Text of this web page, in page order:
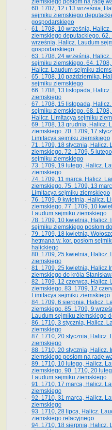
ziemskiego posłom na radę
60. 1707, 12 i 13 września,
sejmiku ziemskiego
gospodarskiego
61. 1708, 10 września,
ziemskiego deputackiego. 62.
września, Halicz. Laudum
gospodarskiego
63. 1708, 24 września, Halicz.
sejmiku ziemskiego. 64.
Halicz. Laudum sejmiku
65­. 1708, 10 października,
sejmiku ziemskiego
66. 1708, 13 listopada,
ziemskiego
67. 1708, 15 listopada,
sejmiku ziemskiego. 68.
Halicz. Limitacya sejmiku
69. 1708, 13 grudnia, Halicz.
ziemskiego. 70. 1709, 17
Limitacya sejmiku ziemskiego
71. 1709, 18 stycznia, Halicz.
ziemskiego. 72. 1709, 5
sejmiku ziemskiego
73. 1709, 19 lutego, Halicz.
ziemskiego
74. 1709, 11 marca, Halicz.
ziemskiego. 75. 1709, 13
Limitacya sejmiku ziemskiego
76. 1709, 9 kwietnia, Halicz.
ziemskiego. 77. 1709, 10
Laudum sejmiku ziemskiego
78. 1709, 10 kwietnia, Halicz.
sejmiku ziemskiego posłom
79. 1709, 18 kwietnia,
hetmana w. kor. posłom
halickiego
80. 1709, 25 kwietnia, Halicz.
ziemskiego
81. 1709, 25 kwietnia,
ziemskiego do króla
82. 1709, 12 czerwca, Halicz.
ziemskiego. 83. 1709, 12
Limitacya sejmiku ziemskiego
84. 1709, 6 sierpnia, Halicz.
ziemskiego. 85. 1709, 9
Laudum sejmiku ziemskiego
86. 1710, 3 stycznia, Halicz.
ziemskiego
87. 1710, 20 stycznia, Halicz.
ziemskiego
88. 1710, 20 stycznia, Halicz.
ziemskiego posłom na radę
89. 1710, 10 lutego, Halicz.
ziemskiego. 90. 1710, 20
Laudum sejmiku ziemskiego
91. 1710, 17 marca, Halicz.
ziemskiego
92. 1710, 31 marca, Halicz.
ziemskiego
93. 1710, 28 lipca, Halicz.
ziemskiego relacyjnego
94. 1710, 18 sierpnia, Halicz.